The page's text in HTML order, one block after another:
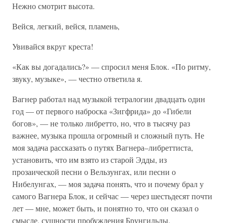
Нежно смотрит высота.
Вейся, легкий, вейся, пламень,
Увивайся вкруг креста!
«Как вы догадались?» — спросил меня Блок. «По ритму,
звуку, музыке», — честно ответила я.
Вагнер работал над музыкой тетралогии двадцать один
год — от первого наброска «Зигфрида» до «Гибели
богов», — не только либретто, но, что в тысячу раз
важнее, музыка прошла огромный и сложный путь. Не
моя задача рассказать о путях Вагнера–либреттиста,
установить, что им взято из старой Эдды, из
прозаической песни о Вельзунгах, или песни о
Нибелунгах, — моя задача понять, что и почему брал у
самого Вагнера Блок, и сейчас — через шестьдесят почти
лет — мне, может быть, и понятно то, что он сказал о
смысле, сущности пробуждения Брунгильды.